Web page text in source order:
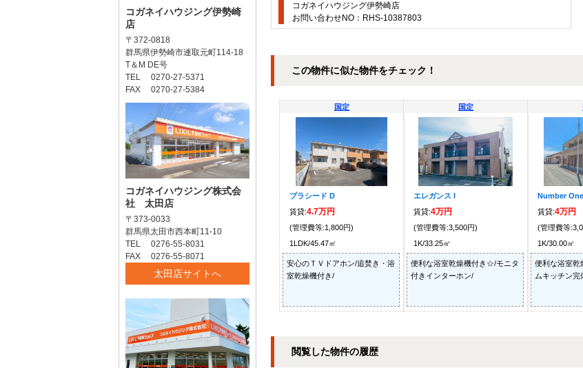
コガネイハウジング伊勢崎店
お問い合わせNO：RHS-10387803
この物件に似た物件をチェック！
国定
プラシード D
賃貸:4.7万円
(管理費等:1,800円)
1LDK/45.47㎡
安心のＴＶドアホン/追焚き・浴
室乾燥機付き/
国定
エレガンス I
賃貸:4万円
(管理費等:3,500円)
1K/33.25㎡
便利な浴室乾燥機付き☆/モニタ
付きインターホン/
Number One
賃貸:4万円
(管理費等
1K/30.00㎡
便利な浴室
ムキッチン完
閲覧した物件の履歴
コガネイハウジング伊勢崎
店
〒372-0818
群馬県伊勢崎市連取元町114-18
T＆M DE号
TEL 0270-27-5371
FAX 0270-27-5384
コガネイハウジング株式会
社 太田店
〒373-0033
群馬県太田市西本町11-10
TEL 0276-55-8031
FAX 0276-55-8071
太田店サイトへ